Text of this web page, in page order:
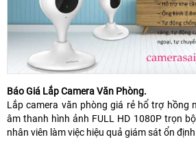
Báo Giá Lắp Camera Văn Phòng.
Lắp camera văn phòng giá rẻ hổ trợ hồng
âm thanh hình ảnh FULL HD 1080P trọn
nhân viên làm việc hiệu quả giám sát ổn